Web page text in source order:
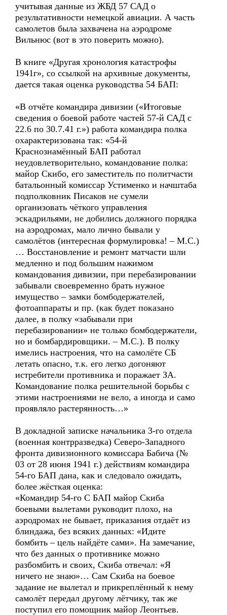
учитывая данные из ЖБД 57 САД о
результативности немецкой авиации. А часть
самолетов была захвачена на аэродроме
Вильнюс (вот в это поверить можно).
В книге «Другая хронология катастрофы
1941г», со ссылкой на архивные документы,
дается такая оценка руководства 54 БАП:
«В отчёте командира дивизии («Итоговые
сведения о боевой работе частей 57-й САД с
22.6 по 30.7.41 г.») работа командира полка
охарактеризована так: «54-й
Краснознамённый БАП работал
неудовлетворительно, командование полка:
майор Скибо, его заместитель по политчасти
батальонный комиссар Устименко и начштаба
подполковник Писаков не сумели
организовать чёткого управления
эскадрильями, не добились должного порядка
на аэродромах, мало лично бывали у
самолётов (интересная формулировка! – М.С.)
… Восстановление и ремонт матчасти шли
медленно и под большим нажимом
командования дивизии, при перебазировании
забывали своевременно брать нужное
имущество – замки бомбодержателей,
фотоаппараты и пр. (как будет показано
далее, в полку «забывали при
перебазировании» не только бомбодержатели,
но и бомбардировщики. – М.С.). В полку
имелись настроения, что на самолёте СБ
летать опасно, т.к. его легко догоняют
истребители противника и поражает ЗА.
Командование полка решительной борьбы с
этими настроениями не вело, а иногда и само
проявляло растерянность…»
В докладной записке начальника 3-го отдела
(военная контрразведка) Северо-Западного
фронта дивизионного комиссара Бабича (№
03 от 28 июня 1941 г.) действиям командира
54-го БАП дана, как и следовало ожидать,
более жёсткая оценка:
«Командир 54-го С БАП майор Скиба
боевыми вылетами руководит плохо, на
аэродромах не бывает, приказания отдаёт из
блиндажа, без всяких данных: «Идите
бомбить – цель найдёте сами». На замечание,
что без данных о противнике можно
разбомбить и своих, Скиба отвечал: «Я
ничего не знаю»… Сам Скиба на боевое
задание не вылетал и прикреплённый к нему
самолёт передал другому лётчику, так же
поступил его помощник майор Леонтьев.